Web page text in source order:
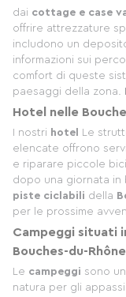
dai cottage e case
offrire attrezzature
includono un
informazioni sui
comfort di queste
paesaggi della zona.
Hotel nelle
I nostri hotel
Le
elencate offrono
e riparare piccole
dopo una giornata in
piste ciclabili della
per le prossime
Campeggi situati
Bouches-du-Rhône
Le campeggi sono
natura per gli